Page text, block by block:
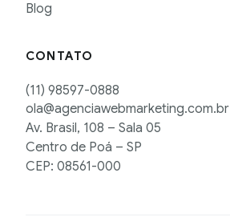
Blog
CONTATO
(11) 98597-0888
ola@agenciawebmarketing.com.br
Av. Brasil, 108 – Sala 05
Centro de Poá – SP
CEP: 08561-000